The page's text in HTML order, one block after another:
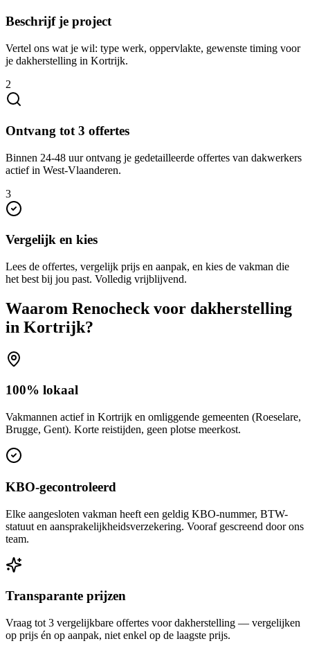
Beschrijf je project
Vertel ons wat je wil: type werk, oppervlakte, gewenste timing voor
je dakherstelling in Kortrijk.
2
Ontvang tot 3 offertes
Binnen 24-48 uur ontvang je gedetailleerde offertes van dakwerkers
actief in West-Vlaanderen.
3
Vergelijk en kies
Lees de offertes, vergelijk prijs en aanpak, en kies de vakman die
het best bij jou past. Volledig vrijblijvend.
Waarom Renocheck voor dakherstelling
in Kortrijk?
100% lokaal
Vakmannen actief in Kortrijk en omliggende gemeenten (Roeselare,
Brugge, Gent). Korte reistijden, geen plotse meerkost.
KBO-gecontroleerd
Elke aangesloten vakman heeft een geldig KBO-nummer, BTW-
statuut en aansprakelijkheidsverzekering. Vooraf gescreend door ons
team.
Transparante prijzen
Vraag tot 3 vergelijkbare offertes voor dakherstelling — vergelijken
op prijs én op aanpak, niet enkel op de laagste prijs.